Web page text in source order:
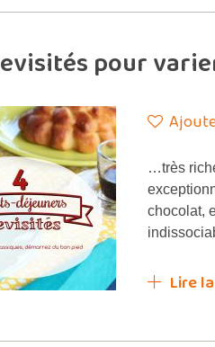
pour varier
…très
chocolat,
Lire